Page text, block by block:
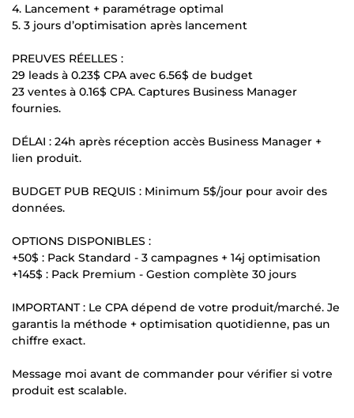
4. Lancement + paramétrage optimal
5. 3 jours d’optimisation après lancement
PREUVES RÉELLES :
29 leads à 0.23$ CPA avec 6.56$ de budget
23 ventes à 0.16$ CPA. Captures Business Manager
fournies.
DÉLAI : 24h après réception accès Business Manager +
lien produit.
BUDGET PUB REQUIS : Minimum 5$/jour pour avoir des
données.
OPTIONS DISPONIBLES :
+50$ : Pack Standard - 3 campagnes + 14j optimisation
+145$ : Pack Premium - Gestion complète 30 jours
IMPORTANT : Le CPA dépend de votre produit/marché. Je
garantis la méthode + optimisation quotidienne, pas un
chiffre exact.
Message moi avant de commander pour vérifier si votre
produit est scalable.